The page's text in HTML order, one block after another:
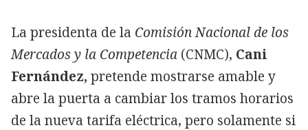
La presidenta de la Comisión Nacional de los
Mercados y la Competencia (CNMC), Cani
Fernández, pretende mostrarse amable y
abre la puerta a cambiar los tramos horarios
de la nueva tarifa eléctrica, pero solamente si